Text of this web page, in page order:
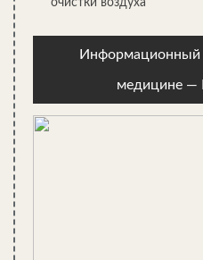
очистки воздуха
Информационный
медицине —